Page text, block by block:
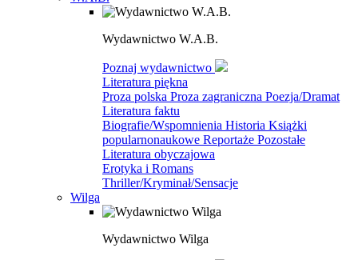
Wydawnictwo W.A.B.
Poznaj wydawnictwo
Literatura piękna
Proza polska Proza zagraniczna Poezja/Dramat
Literatura faktu
Biografie/Wspomnienia Historia Książki
popularnonaukowe Reportaże Pozostałe
Literatura obyczajowa
Erotyka i Romans
Thriller/Kryminał/Sensacje
Wilga
Wydawnictwo Wilga